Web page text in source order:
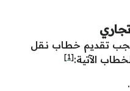
تقديم خطـاب نـقل
الآتية:[1]